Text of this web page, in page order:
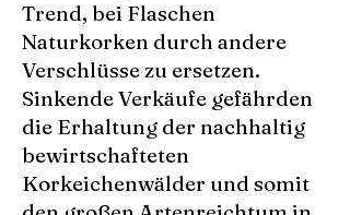
Trend, bei Flaschen
Naturkorken durch andere
Verschlüsse zu ersetzen.
Sinkende Verkäufe gefährden
die Erhaltung der nachhaltig
bewirtschafteten
Korkeichenwälder und somit